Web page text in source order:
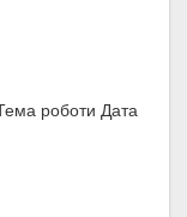
роботи Дата